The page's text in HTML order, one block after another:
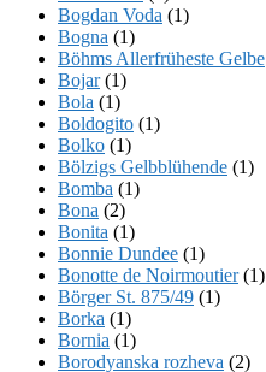
Bogdan Voda (1)
Bogna (1)
Böhms Allerfrüheste Gelbe
Bojar(1)
Bola (1)
Boldogito (1)
Bolko (1)
Bölzigs Gelbblühende (1)
Bomba (1)
Bona (2)
Bonita (1)
Bonnie Dundee (1)
Bonotte de Noirmoutier(1)
Börger St. 875/49 (1)
Borka (1)
Bornia (1)
Borodyanska rozheva (2)